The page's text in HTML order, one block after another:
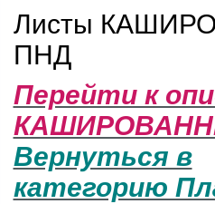
Листы
ПНД
Перейти к
Вернуться в
категорию